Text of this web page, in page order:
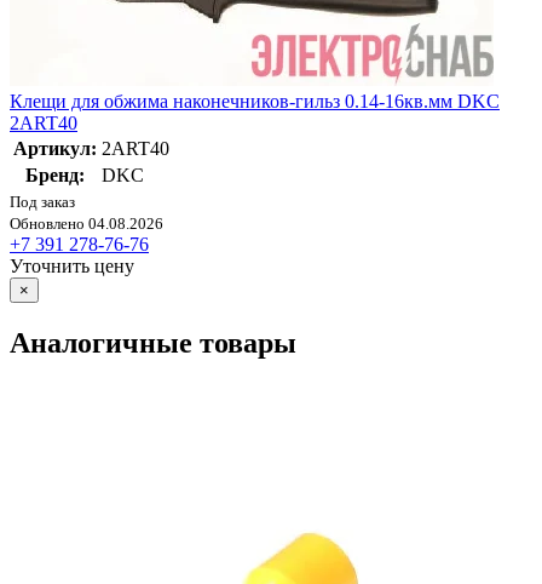
Клещи для обжима наконечников-гильз 0.14-16кв.мм DKC
2ART40
Артикул: 2ART40
Бренд:
DKC
Под заказ
Обновлено 04.08.2026
+7 391 278-76-76
Уточнить цену
×
Аналогичные товары